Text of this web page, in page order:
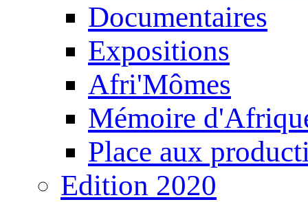
Documentaires
Expositions
Afri'Mômes
Mémoire
Place aux
Edition 2020